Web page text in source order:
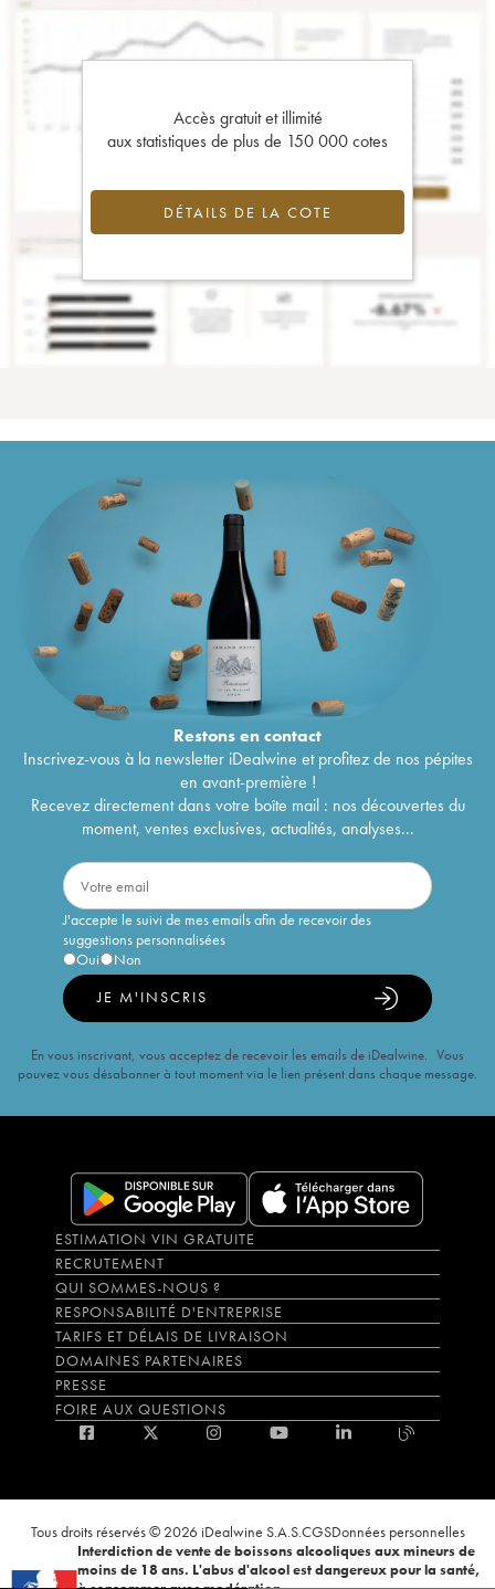
Accès gratuit et illimité
aux statistiques de plus de 150 000 cotes
DÉTAILS DE LA COTE
Restons encontact
Inscrivez-vous à la newsletter iDealwine et profitez de nos pépites
en avant-première !
Recevez directement dans votre boîte mail : nos découvertes du
moment, ventes exclusives, actualités, analyses...
J'accepte le suivi de mes emails afin de recevoir des
suggestions personnalisées
Oui
Non
JE M'INSCRIS
En vous inscrivant, vous acceptez de recevoir les emails de iDealwine. Vous
pouvez vous désabonner à tout moment via le lien présent dans chaque message.
ESTIMATION VIN GRATUITE
RECRUTEMENT
QUI SOMMES-NOUS ?
RESPONSABILITÉ D'ENTREPRISE
TARIFS ET DÉLAIS DE LIVRAISON
DOMAINES PARTENAIRES
PRESSE
FOIRE AUX QUESTIONS
Tous droits réservés © 2026 iDealwine S.A.S.CGSDonnées personnelles
Interdiction de vente de boissons alcooliques aux mineurs de
moins de 18 ans. L'abus d'alcool est dangereux pour la santé,